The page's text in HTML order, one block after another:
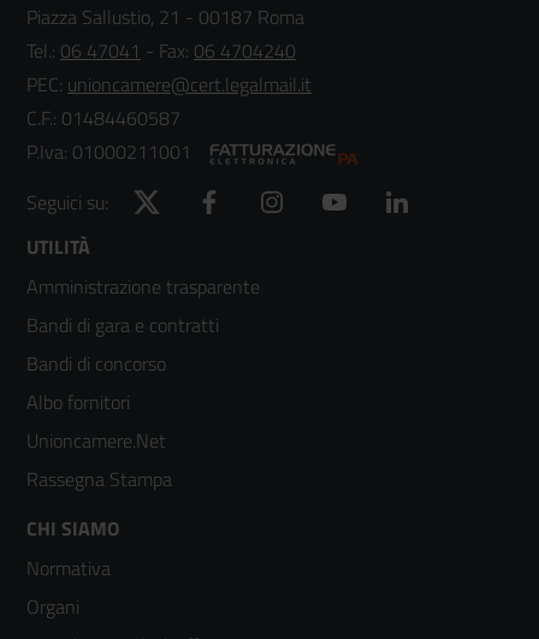
Piazza Sallustio, 21 - 00187 Roma
Tel.: 06 47041 - Fax: 06 4704240
PEC: unioncamere@cert.legalmail.it
C.F.: 01484460587
P.Iva: 01000211001
Seguici su:
Twitter Facebook Instagram YouTube
Footer
menù
colonna
2
UTILITÀ
Amministrazione trasparente
Bandi di gara e contratti
Bandi di concorso
Albo fornitori
Unioncamere.Net
Rassegna Stampa
Footer
menù
CHI SIAMO
Normativa
Organi